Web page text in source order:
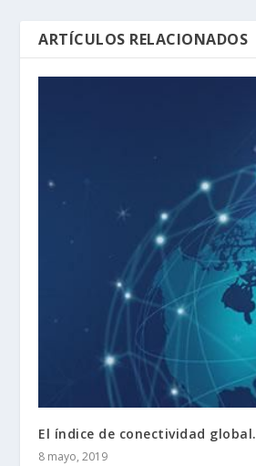
ARTÍCULOS RELACIONADOS
El índice de conectividad global.
8 mayo, 2019